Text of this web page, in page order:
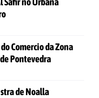
Comercio da Zona
Pontevedra
de Noalla